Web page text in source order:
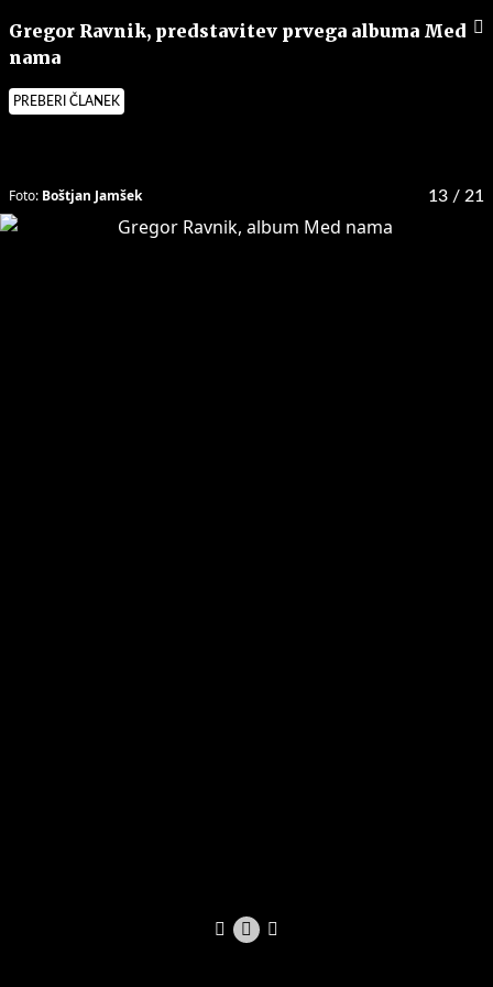
Gregor Ravnik, predstavitev prvega albuma Med
nama
PREBERI ČLANEK
13 / 21
Foto: Boštjan Jamšek